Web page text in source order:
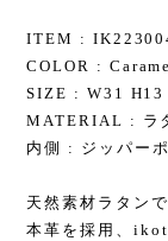
ITEM :
COLOR :
SIZE : W31 H13
MATERIAL : ラ
内側 : ジッパー
天然素材ラタン
本革を採用、